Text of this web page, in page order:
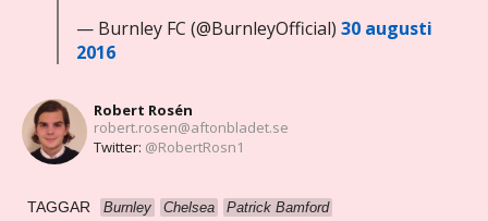
— Burnley FC (@BurnleyOfficial) 30 augusti
2016
Robert Rosén
robert.rosen@aftonbladet.se
Twitter: @RobertRosn1
TAGGAR Burnley Chelsea Patrick Bamford